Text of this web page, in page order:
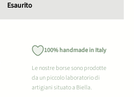
Esaurito
100% handmade in Italy
Le nostre borse sono prodotte
da un piccolo laboratorio di
artigiani situato a Biella.